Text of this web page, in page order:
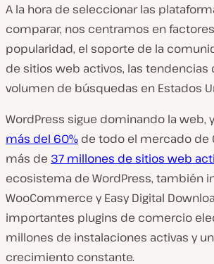
A la hora de seleccionar las
comparar, nos centramos en
popularidad, el soporte de la
de sitios web activos, las tendencias
volumen de búsquedas en Estados
WordPress sigue dominando la web,
más del 60% de todo el mercado de
más de 37 millones de sitios web
ecosistema de WordPress, también
WooCommerce y Easy Digital
importantes plugins de comercio
millones de instalaciones activas y
crecimiento constante.